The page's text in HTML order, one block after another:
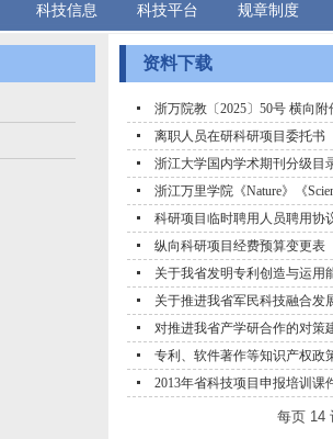
科技信息 科技平台 规章制度
资料下载
浙万院教〔2025〕50号 横向
离职人员在研科研项目委托书
浙江大学国内学术期刊分级目
浙江万里学院《Nature》《
科研项目临时聘用人员聘用协
纵向科研项目经费预算变更表
关于我省发明专利创造与运用
关于推进我省军民科技融合发
对推进我省产学研合作的对策
专利、软件著作等知识产权政
2013年省科技项目申报培训课
每页 14